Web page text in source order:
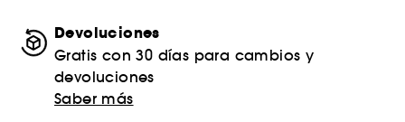
Devoluciones
Gratis con 30 días para cambios y
devoluciones
Saber más